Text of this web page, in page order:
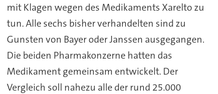
mit Klagen wegen des Medikaments Xarelto zu
tun. Alle sechs bisher verhandelten sind zu
Gunsten von Bayer oder Janssen ausgegangen.
Die beiden Pharmakonzerne hatten das
Medikament gemeinsam entwickelt. Der
Vergleich soll nahezu alle der rund 25.000